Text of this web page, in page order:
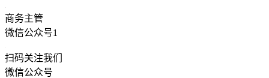
商务主管
微信公众号1
扫码关注我们
微信公众号